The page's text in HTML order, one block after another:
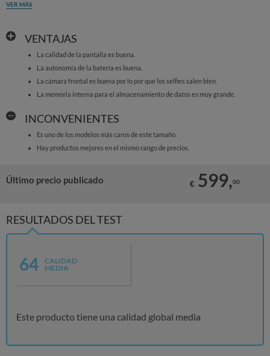
VER MÁS
VENTAJAS
La calidad de la pantalla es buena.
La autonomía de la batería es buena.
La cámara frontal es buena por lo por que los selfies salen bien.
La memoria interna para el almacenamiento de datos es muy grande.
INCONVENIENTES
Es uno de los modelos más caros de este tamaño.
Hay productos mejores en el mismo rango de precios.
Último precio publicado € 599,00
RESULTADOS DEL TEST
64
CALIDAD
MEDIA
Este producto tiene una calidad global media